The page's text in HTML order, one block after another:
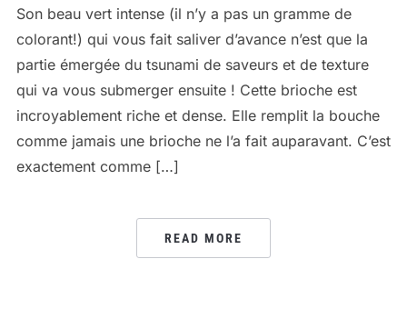
Son beau vert intense (il n’y a pas un gramme de
colorant!) qui vous fait saliver d’avance n’est que la
partie émergée du tsunami de saveurs et de texture
qui va vous submerger ensuite ! Cette brioche est
incroyablement riche et dense. Elle remplit la bouche
comme jamais une brioche ne l’a fait auparavant. C’est
exactement comme […]
READ MORE